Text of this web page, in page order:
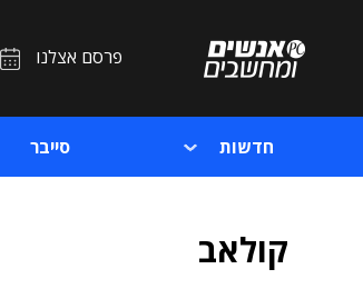
פרסם אצלנו
חדשות סייבר
קולאב